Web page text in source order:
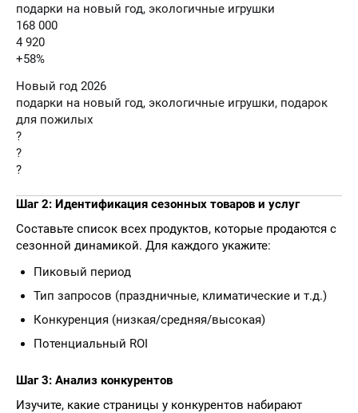
подарки на новый год, экологичные игрушки
168 000
4 920
+58%
Новый год 2026
подарки на новый год, экологичные игрушки, подарок
для пожилых
?
?
?
Шаг 2: Идентификация сезонных товаров и услуг
Составьте список всех продуктов, которые продаются с
сезонной динамикой. Для каждого укажите:
Пиковый период
Тип запросов (праздничные, климатические и т.д.)
Конкуренция (низкая/средняя/высокая)
Потенциальный ROI
Шаг 3: Анализ конкурентов
Изучите, какие страницы у конкурентов набирают